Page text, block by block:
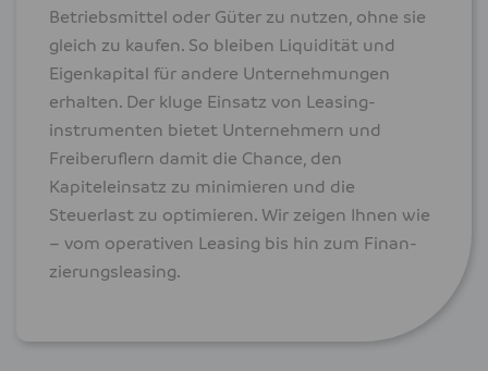
Betriebsmittel oder Güter zu nutzen, ohne sie
gleich zu kaufen. So bleiben Liquidität und
Eigenkapital für andere Unternehmungen
erhalten. Der kluge Einsatz von Leasing­
instrumenten bietet Unter­nehmern und
Freiberuflern damit die Chance, den
Kapiteleinsatz zu minimieren und die
Steuerlast zu optimieren. Wir zeigen Ihnen wie
– vom operativen Leasing bis hin zum Finan­
zie­rungs­leasing.